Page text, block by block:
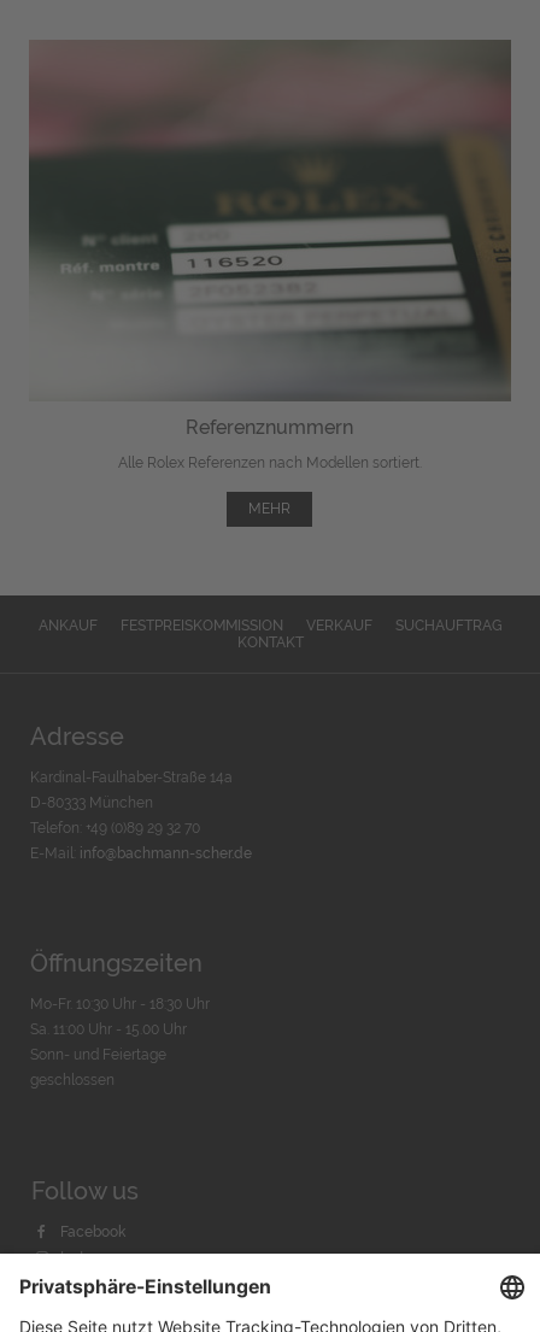
Referenznummern
Alle Rolex Referenzen nach Modellen sortiert.
MEHR
ANKAUF FESTPREISKOMMISSION VERKAUF
SUCHAUFTRAG
KONTAKT
Adresse
Kardinal-Faulhaber-Straße 14a
D-80333 München
Telefon: +49 (0)89 29 32 70
E-Mail: info@bachmann-scher.de
Öffnungszeiten
Mo-Fr. 10:30 Uhr - 18:30 Uhr
Sa. 11:00 Uhr - 15.00 Uhr
Sonn- und Feiertage
geschlossen
Follow us
Facebook
Instagram
Youtube